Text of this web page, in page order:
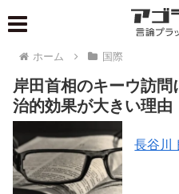
ホーム 国際
岸田首相のキーウ訪
治的効果が大きい理由
長谷川